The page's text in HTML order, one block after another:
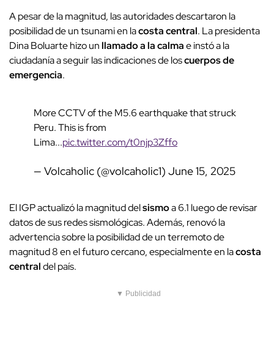
A pesar de la magnitud, las autoridades descartaron la
posibilidad de un tsunami en lacosta central. La presidenta
Dina Boluarte hizo unllamado a la calmae instó a la
ciudadanía a seguir las indicaciones de loscuerpos de
emergencia.
More CCTV of the M5.6 earthquake that struck
Peru. This is from
Lima...pic.twitter.com/t0njp3Zffo
— Volcaholic (@volcaholic1) June 15, 2025
El IGP actualizó la magnitud delsismoa 6.1 luego de revisar
datos de sus redes sismológicas. Además, renovó la
advertencia sobre la posibilidad de un terremoto de
magnitud 8 en el futuro cercano, especialmente en lacosta
centraldel país.
▼ Publicidad